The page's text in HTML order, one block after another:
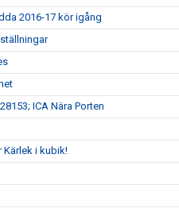
2016-17 kör igång
ICA Nära Porten
Kärlek i kubik!